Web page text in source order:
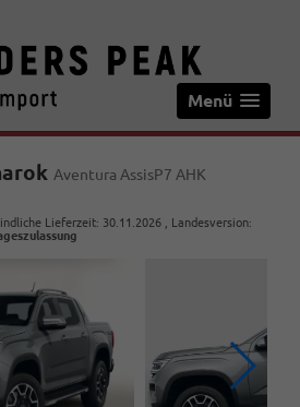
Menü
Aventura AssisP7 AHK
Lieferzeit: 30.11.2026 , Landesversion: